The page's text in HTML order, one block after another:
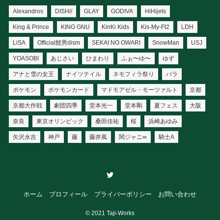
Alexandros DISH// GLAY GODIVA HiHijets
King & Prince KING GNU KinKi Kids Kis-My-Ft2 LDH
LiSA Official髭男dism SEKAI NO OWARI SnowMan USJ
YOASOBI あじさい ひまわり ふぉ〜ゆ〜 ゆず
アナと雪の女王 ナイツテイル ネモフィラ祭り バラ
ポケモン ポケモンカード マドモアゼル・モーツァルト 京都
京都大作戦 劇団四季 堂本光一 堂本剛 夏フェス 大阪
奈良 東京オリンピック 桑田佳祐 桜 浜崎あゆみ
矢沢永吉 神戸 藤 藤井風 関ジャニ∞ 騎士A
ホーム プロフィール プライバーポリシー お問い合わせ
© 2021 Taji-Works